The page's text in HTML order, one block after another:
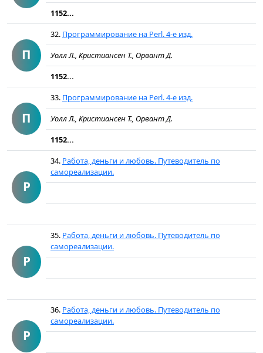
1152...
П
32. Программирование на Perl. 4-е изд.
Уолл Л., Кристиансен Т., Орвант Д.
1152...
П
33. Программирование на Perl. 4-е изд.
Уолл Л., Кристиансен Т., Орвант Д.
1152...
Р
34. Работа, деньги и любовь. Путеводитель по
самореализации.
Р
35. Работа, деньги и любовь. Путеводитель по
самореализации.
Р
36. Работа, деньги и любовь. Путеводитель по
самореализации.